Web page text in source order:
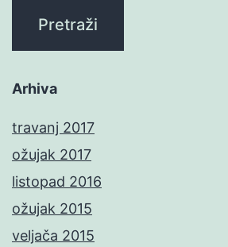
Arhiva
travanj 2017
ožujak 2017
listopad 2016
ožujak 2015
veljača 2015